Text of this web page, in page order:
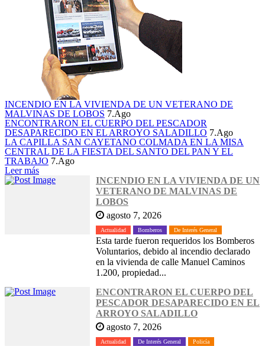
INCENDIO EN LA VIVIENDA DE UN VETERANO DE
MALVINAS DE LOBOS 7.Ago
ENCONTRARON EL CUERPO DEL PESCADOR
DESAPARECIDO EN EL ARROYO SALADILLO 7.Ago
LA CAPILLA SAN CAYETANO COLMADA EN LA MISA
CENTRAL DE LA FIESTA DEL SANTO DEL PAN Y EL
TRABAJO 7.Ago
Leer más
INCENDIO EN LA VIVIENDA DE UN
VETERANO DE MALVINAS DE
LOBOS
agosto 7, 2026
Actualidad Bomberos De Interés General
Esta tarde fueron requeridos los Bomberos
Voluntarios, debido al incendio declarado
en la vivienda de calle Manuel Caminos
1.200, propiedad...
ENCONTRARON EL CUERPO DEL
PESCADOR DESAPARECIDO EN EL
ARROYO SALADILLO
agosto 7, 2026
Actualidad De Interés General Policía